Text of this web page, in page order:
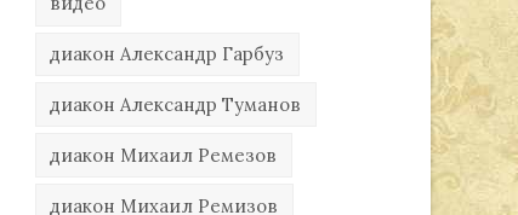
диакон Александр Гарбуз
диакон Александр Туманов
диакон Михаил Ремезов
диакон Михаил Ремизов